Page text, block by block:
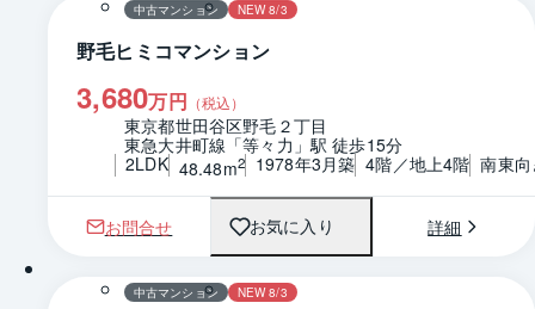
中古マンション NEW 8/3
野毛ヒミコマンション
3,680万円 （税込）
東京都世田谷区野毛２丁目
東急大井町線「等々力」駅 徒歩15分
2LDK 48.48m2 1978年3月築 4階／地上4階 南東
お問合せ お気に入り 詳細
1 / 0 間取り
中古マンション NEW 8/3